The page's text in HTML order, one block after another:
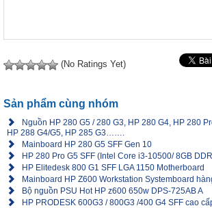
(No Ratings Yet)
Sản phẩm cùng nhóm
Nguồn HP 280 G5 / 280 G3, HP 280 G4, HP 280
HP 288 G4/G5, HP 285 G3…….
Mainboard HP 280 G5 SFF Gen 10
HP 280 Pro G5 SFF (Intel Core i3-10500/ 8GB
HP Elitedesk 800 G1 SFF LGA 1150 Motherboard
Mainboard HP Z600 Workstation Systemboard
Bộ nguồn PSU Hot HP z600 650w DPS-725AB A
HP PRODESK 600G3 / 800G3 /400 G4 SFF cao